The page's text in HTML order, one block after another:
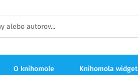
O knihomole Knihomola widget